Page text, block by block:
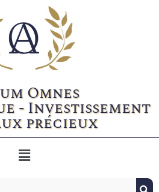
Omnes
- Investissement
précieux